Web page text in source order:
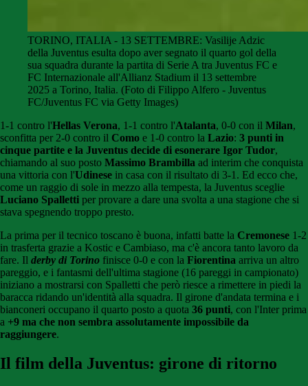
TORINO, ITALIA - 13 SETTEMBRE: Vasilije Adzic
della Juventus esulta dopo aver segnato il quarto gol della
sua squadra durante la partita di Serie A tra Juventus FC e
FC Internazionale all'Allianz Stadium il 13 settembre
2025 a Torino, Italia. (Foto di Filippo Alfero - Juventus
FC/Juventus FC via Getty Images)
1-1 contro l'Hellas Verona, 1-1 contro l'Atalanta, 0-0 con il Milan,
sconfitta per 2-0 contro il Como e 1-0 contro la Lazio: 3 punti in
cinque partite e la Juventus decide di esonerare Igor Tudor,
chiamando al suo posto Massimo Brambilla ad interim che conquista
una vittoria con l'Udinese in casa con il risultato di 3-1. Ed ecco che,
come un raggio di sole in mezzo alla tempesta, la Juventus sceglie
Luciano Spalletti per provare a dare una svolta a una stagione che si
stava spegnendo troppo presto.
La prima per il tecnico toscano è buona, infatti batte la Cremonese 1-2
in trasferta grazie a Kostic e Cambiaso, ma c'è ancora tanto lavoro da
fare. Il derby di Torino finisce 0-0 e con la Fiorentina arriva un altro
pareggio, e i fantasmi dell'ultima stagione (16 pareggi in campionato)
iniziano a mostrarsi con Spalletti che però riesce a rimettere in piedi la
baracca ridando un'identità alla squadra. Il girone d'andata termina e i
bianconeri occupano il quarto posto a quota 36 punti, con l'Inter prima
a +9 ma che non sembra assolutamente impossibile da
raggiungere.
Il film della Juventus: girone di ritorno